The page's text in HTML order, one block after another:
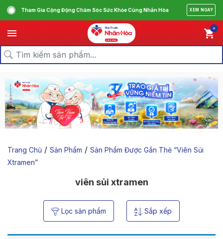
Tham Gia Cộng Động Chăm Sóc Sức Khỏe Cùng Nhân Hòa XEM NGAY
0
Trang Chủ / Sản Phẩm / Sản Phẩm Được Gắn Thẻ “viên Sủi
Xtramen”
viên sủi xtramen
Lọc sản phẩm Sắp xếp